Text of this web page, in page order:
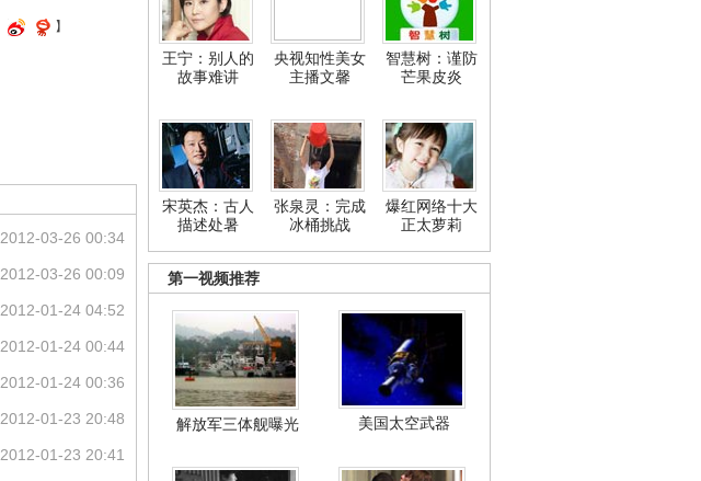
王宁：别人的
故事难讲
央视知性美女
主播文馨
智慧树：谨防
芒果皮炎
宋英杰：古人
描述处暑
张泉灵：完成
冰桶挑战
爆红网络十大
正太萝莉
第一视频推荐
解放军三体舰曝光 美国太空武器
】
2012-03-26 00:34
2012-03-26 00:09
2012-01-24 04:52
2012-01-24 00:44
2012-01-24 00:36
2012-01-23 20:48
2012-01-23 20:41